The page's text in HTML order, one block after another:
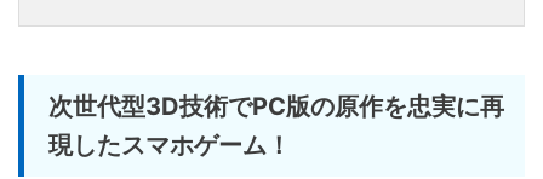
次世代型3D技術でPC版の原作を忠実に再
現したスマホゲーム！